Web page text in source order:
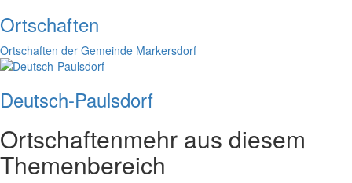
Ortschaften
Ortschaften der Gemeinde Markersdorf
Deutsch-Paulsdorf
Ortschaftenmehr aus diesem
Themenbereich